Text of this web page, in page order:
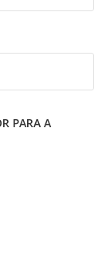
PARA A